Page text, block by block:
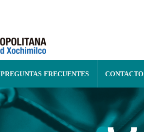
PREGUNTAS FRECUENTES CONTACTO